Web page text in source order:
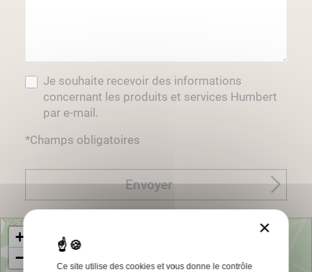
Je souhaite recevoir des informations
concernant les produits et services Humbert
par e-mail.
*Champs obligatoires
Envoyer
+
−
×
Ce site utilise des cookies et vous donne le contrôle